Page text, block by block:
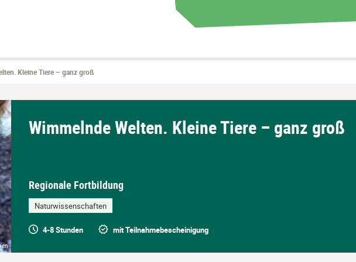
Kleine Tiere – ganz groß
Wimmelnde Welten. Kleine Tiere – ganz groß
Regionale Fortbildung
Naturwissenschaften
4-8 Stunden mit Teilnahmebescheinigung